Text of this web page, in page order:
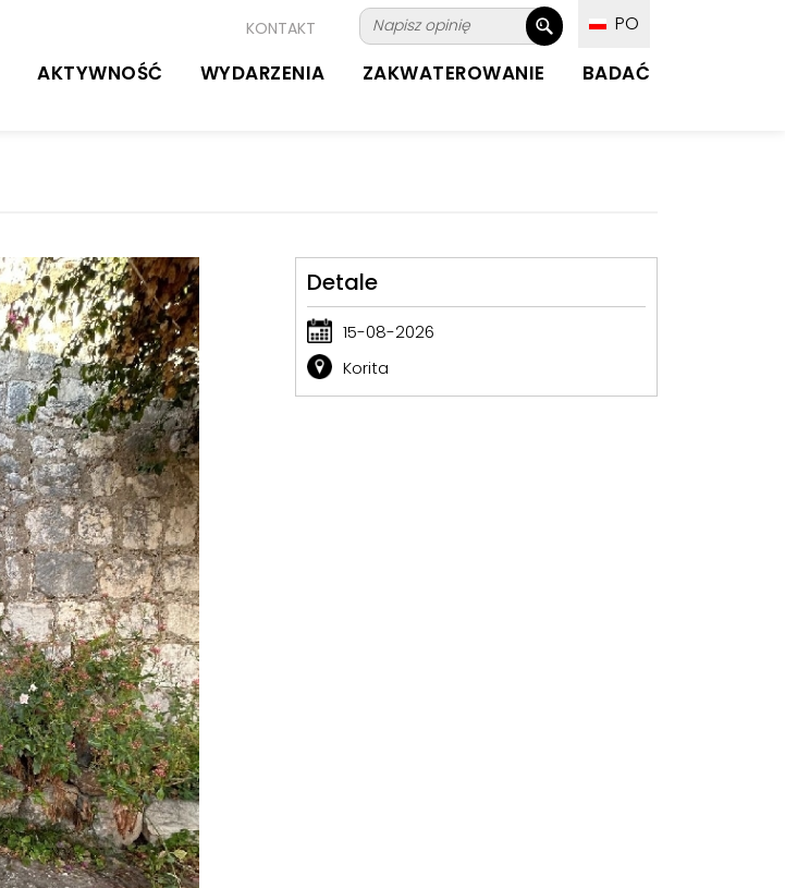
KONTAKT PO
AKTYWNOŚĆ WYDARZENIA ZAKWATEROWANIE BADAĆ
Detale
15-08-2026
Korita